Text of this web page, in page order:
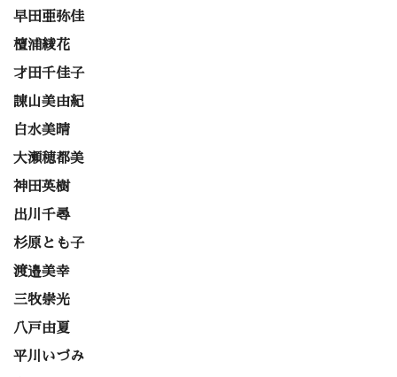
早田亜弥佳
檀浦綾花
才田千佳子
諌山美由紀
白水美晴
大瀬穂都美
神田英樹
出川千尋
杉原とも子
渡邉美幸
三牧崇光
八戸由夏
平川いづみ